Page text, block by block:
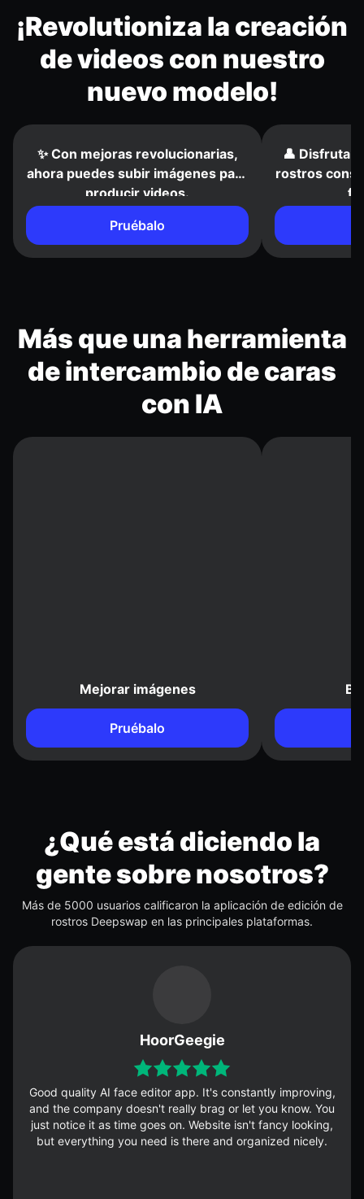
¡Revolutioniza la creación
de videos con nuestro
nuevo modelo!
✨ Con mejoras revolucionarias,
ahora puedes subir imágenes para
producir videos.
Pruébalo
👤 Disfruta
rostros
Más que una herramienta
de intercambio de caras
con IA
Mejorar imágenes
Pruébalo
¿Qué está diciendo la
gente sobre nosotros?
Más de 5000 usuarios calificaron la aplicación de edición de
rostros Deepswap en las principales plataformas.
HoorGeegie
Good quality AI face editor app. It's constantly improving,
and the company doesn't really brag or let you know. You
just notice it as time goes on. Website isn't fancy looking,
but everything you need is there and organized nicely.